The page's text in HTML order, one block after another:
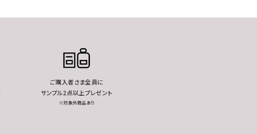
ご購入者さま全員に
サンプル2点以上プレゼント
※対象外商品あり